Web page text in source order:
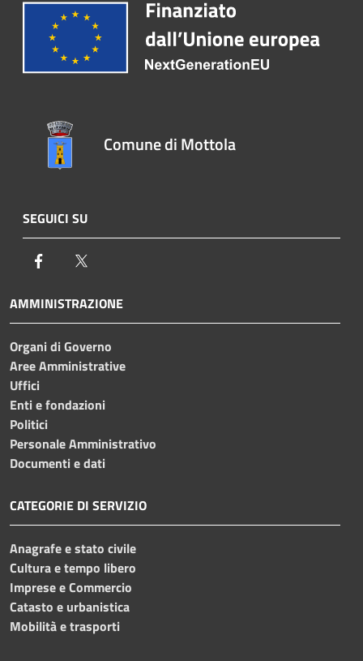
Comune di Mottola
SEGUICI SU
Facebook
AMMINISTRAZIONE
Organi di Governo
Aree Amministrative
Uffici
Enti e fondazioni
Politici
Personale Amministrativo
Documenti e dati
CATEGORIE DI SERVIZIO
Anagrafe e stato civile
Cultura e tempo libero
Imprese e Commercio
Catasto e urbanistica
Mobilità e trasporti